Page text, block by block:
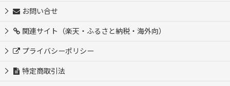
お問い合せ
関連サイト（楽天・ふるさと納税・海外向）
プライバシーポリシー
特定商取引法